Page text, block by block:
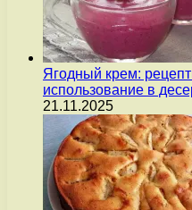
Ягодный крем:
использование в
21.11.2025